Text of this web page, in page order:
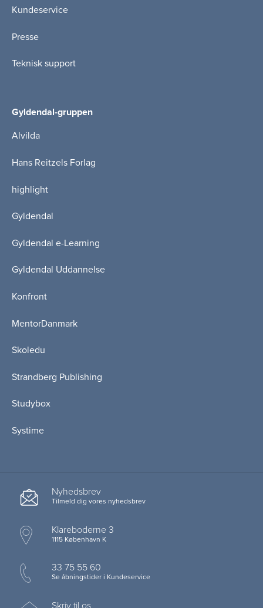
Kundeservice
Presse
Teknisk support
Gyldendal-gruppen
Alvilda
Hans Reitzels Forlag
highlight
Gyldendal
Gyldendal e-Learning
Gyldendal Uddannelse
Konfront
MentorDanmark
Skoledu
Strandberg Publishing
Studybox
Systime
Nyhedsbrev
Tilmeld dig vores nyhedsbrev
Klareboderne 3
1115 København K
33 75 55 60
Se åbningstider i Kundeservice
Skriv til os